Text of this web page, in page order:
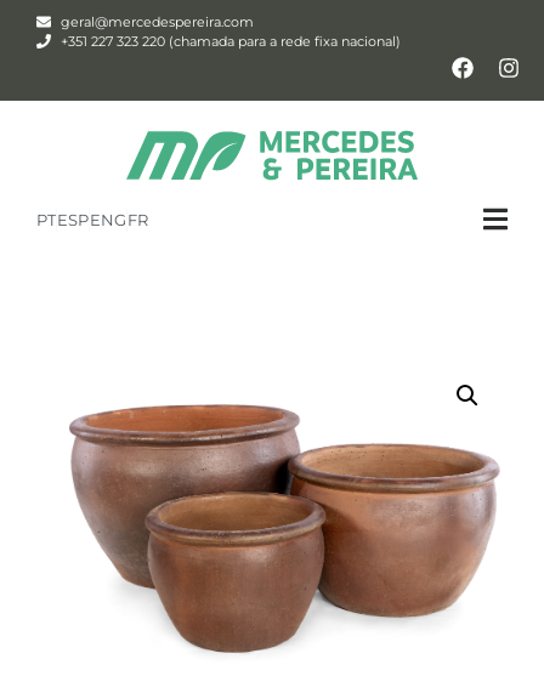
geral@mercedespereira.com
+351 227 323 220 (chamada para a rede fixa nacional)
PTESPENGFR